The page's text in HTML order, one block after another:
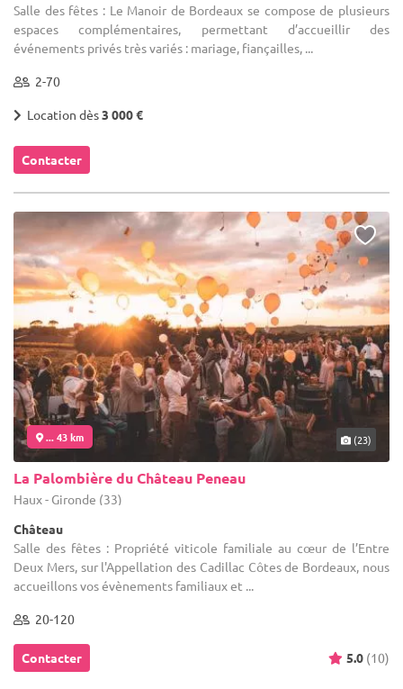
Salle des fêtes : Le Manoir de Bordeaux se compose de plusieurs
espaces complémentaires, permettant d’accueillir des
événements privés très variés : mariage, fiançailles, ...
2-70
Location dès3 000 €
Contacter
... 43 km (23)
La Palombière du Château Peneau
Haux - Gironde (33)
Château
Salle des fêtes : Propriété viticole familiale au cœur de l’Entre
Deux Mers, sur l'Appellation des Cadillac Côtes de Bordeaux, nous
accueillons vos évènements familiaux et ...
20-120
Contacter 5.0 (10)